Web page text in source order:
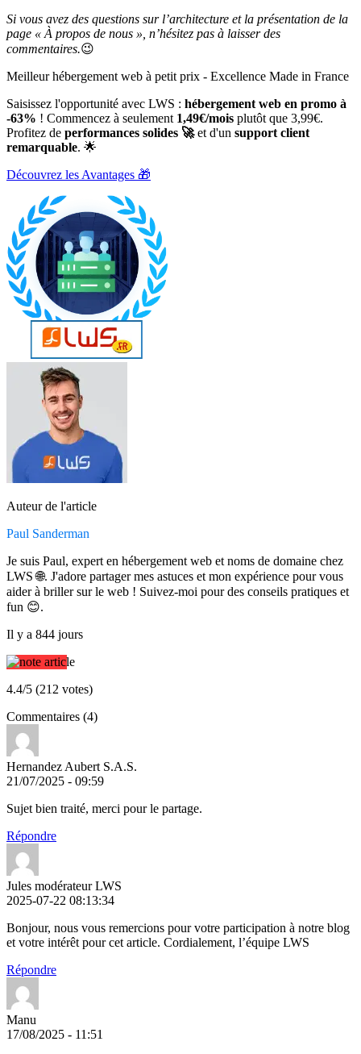
Si vous avez des questions sur l’architecture et la présentation de la
page « À propos de nous », n’hésitez pas à laisser des
commentaires.😉
Meilleur hébergement web à petit prix - Excellence Made in France
Saisissez l'opportunité avec LWS : hébergement web en promo à
-63% ! Commencez à seulement 1,49€/mois plutôt que 3,99€.
Profitez de performances solides 🚀et d'un support client
remarquable. 🌟
Découvrez les Avantages 🎁
Auteur de l'article
Paul Sanderman
Je suis Paul, expert en hébergement web et noms de domaine chez
LWS 🌐. J'adore partager mes astuces et mon expérience pour vous
aider à briller sur le web ! Suivez-moi pour des conseils pratiques et
fun 😊.
Il y a 844 jours
4.4/5 (212 votes)
Commentaires (4)
Hernandez Aubert S.A.S.
21/07/2025 - 09:59
Sujet bien traité, merci pour le partage.
Répondre
Jules modérateur LWS
2025-07-22 08:13:34
Bonjour, nous vous remercions pour votre participation à notre blog
et votre intérêt pour cet article. Cordialement, l’équipe LWS
Répondre
Manu
17/08/2025 - 11:51